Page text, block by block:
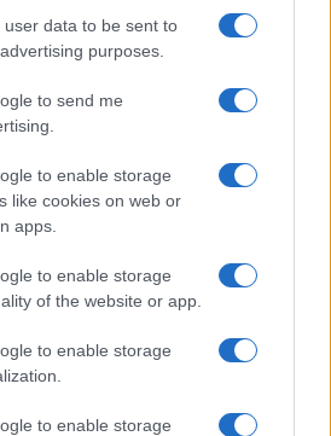
user data to be sent to
purposes.
to send me
to enable storage
like cookies on web or
apps.
to enable storage
of the website or app.
to enable storage
to enable storage
(augusztus 1-2.) a Pécsi-tó partja
élményekkel!
a gyerkőcök bulizhatnak a Káptalan
szeptemberig élvezhetjük
25 millió tonna őszibarack terem, Kína
- messze a legnagyobb termelő.